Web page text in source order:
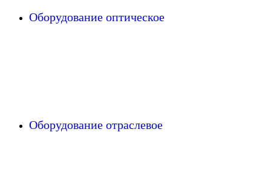
Оборудование оптическое
Оборудование отраслевое